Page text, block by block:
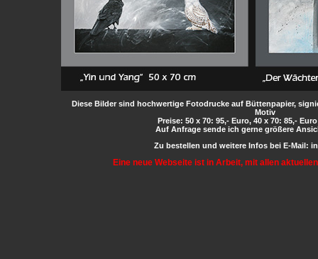
Diese Bilder sind hochwertige Fotodrucke auf Büttenpapier,
Motiv
Preise: 50 x 70: 95,- Euro, 40 x 70: 85,-
Auf Anfrage sende ich gerne größere
Zu bestellen und weitere Infos bei E-Mail:
Eine neue Webseite ist in Arbeit, mit allen